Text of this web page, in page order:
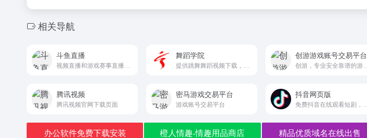
相关导航
斗鱼直播 舞蹈学院 创游游戏账号交易平台
创游，专业安全靠谱的游戏账号交易平台，找回包赔，永久担保。涵盖了王者荣耀，和平精英，英雄联盟lol，穿越火线cf，地下城dnf，幻唐志等游戏的游戏账号交易，守护了成千上万的游戏账号交易安全，为广大游戏爱好者提供了高效便捷的游戏账号交易服务。
腾讯视频
腾讯视频官网下载页面
密马游戏交易平台
游戏账号交易平台
抖音网页版
办公软件免费下载安装 橙人情趣-情趣用品商店 精品优质域名在线出售